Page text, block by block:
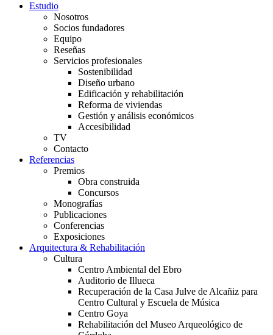
Estudio
Nosotros
Socios fundadores
Equipo
Reseñas
Servicios profesionales
Sostenibilidad
Diseño urbano
Edificación y rehabilitación
Reforma de viviendas
Gestión y análisis económicos
Accesibilidad
TV
Contacto
Referencias
Premios
Obra construida
Concursos
Monografías
Publicaciones
Conferencias
Exposiciones
Arquitectura & Rehabilitación
Cultura
Centro Ambiental del Ebro
Auditorio de Illueca
Recuperación de la Casa Julve de Alcañiz para
Centro Cultural y Escuela de Música
Centro Goya
Rehabilitación del Museo Arqueológico de